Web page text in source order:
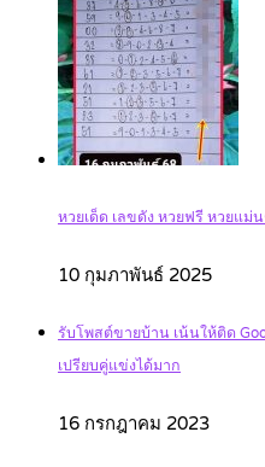
หวยเด็ด เลขดัง หวยฟรี หวยแ
10 กุมภาพันธ์ 2025
รับโพสต์ขายบ้าน เน้นให้ติด
เปรียบคู่แข่งได้มาก
16 กรกฎาคม 2023